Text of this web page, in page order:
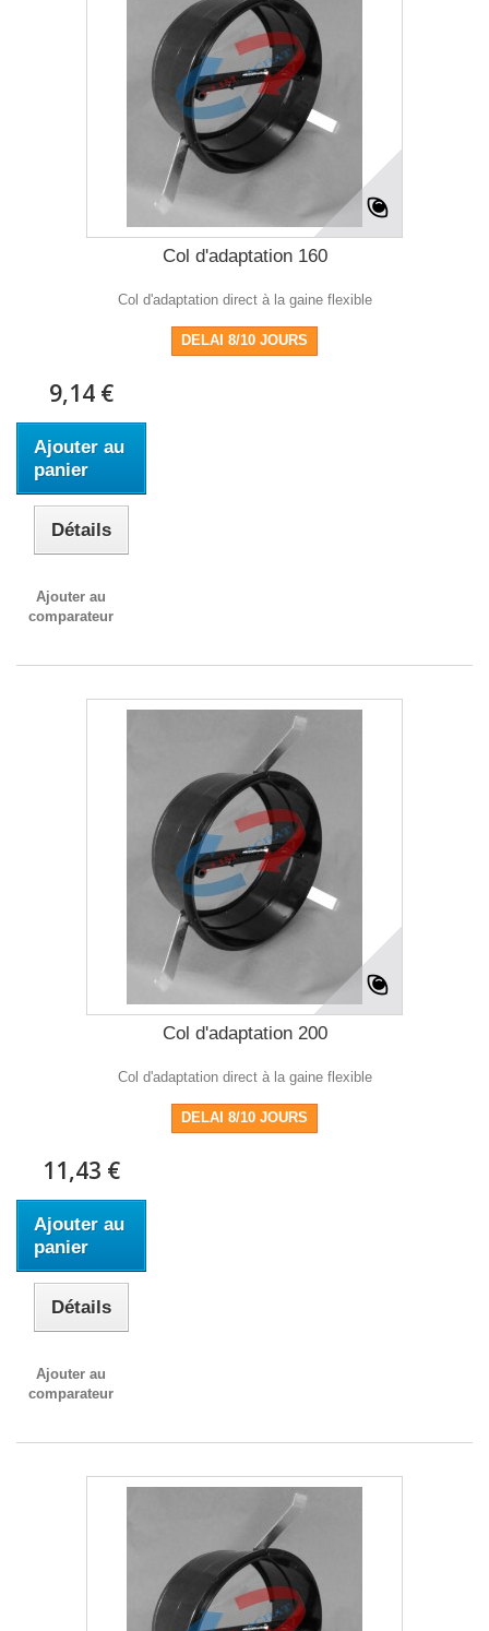
Col d'adaptation 160
Col d'adaptation direct à la gaine flexible
DELAI 8/10 JOURS
9,14 €
Ajouter au
panier
Détails
Ajouter au
comparateur
Col d'adaptation 200
Col d'adaptation direct à la gaine flexible
DELAI 8/10 JOURS
11,43 €
Ajouter au
panier
Détails
Ajouter au
comparateur